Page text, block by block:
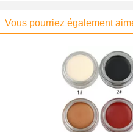
Vous pourriez également